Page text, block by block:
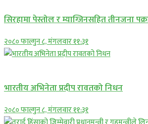
सिरहामा पेस्तोल र म्याग्जिनसहित तीनजना
२०८० फाल्गुन ८, मंगलवार ११:३१
भारतीय अभिनेता प्रदीप रावतको निधन
२०८० फाल्गुन ८, मंगलवार ११:३१